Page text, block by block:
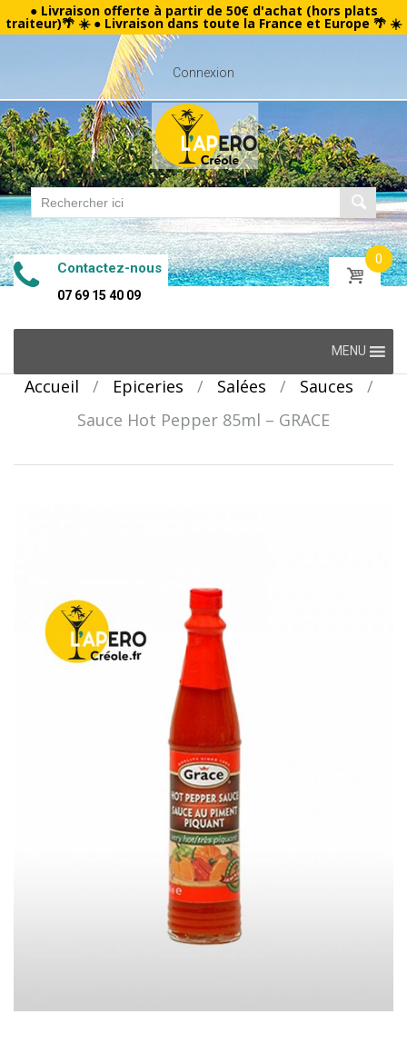
● Livraison offerte à partir de 50€ d'achat (hors plats
traiteur)🌴 ☀️ ● Livraison dans toute la France et Europe 🌴 ☀️
Connexion
Contactez-nous
07 69 15 40 09
0
content
MENU
Accueil / Epiceries / Salées / Sauces
/
Sauce Hot Pepper 85ml – GRACE